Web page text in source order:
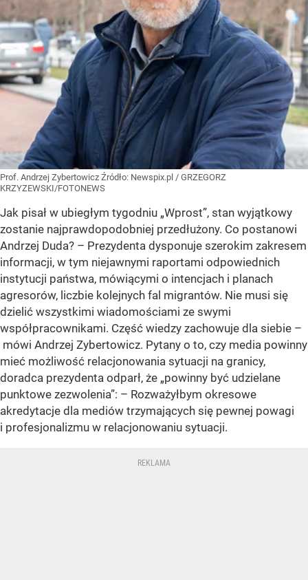
Prof. Andrzej Zybertowicz Źródło: Newspix.pl / GRZEGORZ
KRZYZEWSKI/FOTONEWS
Jak pisał w ubiegłym tygodniu „Wprost”, stan wyjątkowy
zostanie najprawdopodobniej przedłużony. Co postanowi
Andrzej Duda? – Prezydenta dysponuje szerokim zakresem
informacji, w tym niejawnymi raportami odpowiednich
instytucji państwa, mówiącymi o intencjach i planach
agresorów, liczbie kolejnych fal migrantów. Nie musi się
dzielić wszystkimi wiadomościami ze swymi
współpracownikami. Część wiedzy zachowuje dla siebie –
mówi Andrzej Zybertowicz. Pytany o to, czy media powinny
mieć możliwość relacjonowania sytuacji na granicy,
doradca prezydenta odparł, że „powinny być udzielane
punktowe zezwolenia”: – Rozważyłbym okresowe
akredytacje dla mediów trzymających się pewnej powagi
i profesjonalizmu w relacjonowaniu sytuacji.